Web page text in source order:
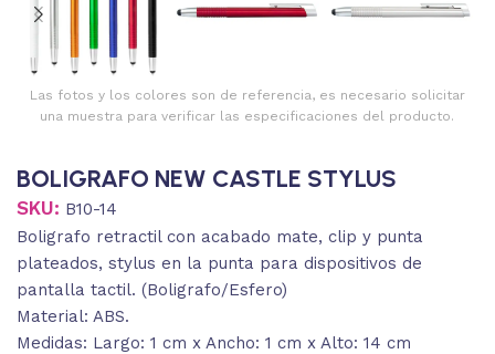
Las fotos y los colores son de referencia, es necesario solicitar
una muestra para verificar las especificaciones del producto.
BOLIGRAFO NEW CASTLE STYLUS
SKU: B10-14
Boligrafo retractil con acabado mate, clip y punta
plateados, stylus en la punta para dispositivos de
pantalla tactil. (Boligrafo/Esfero)
Material: ABS.
Medidas: Largo: 1 cm x Ancho: 1 cm x Alto: 14 cm